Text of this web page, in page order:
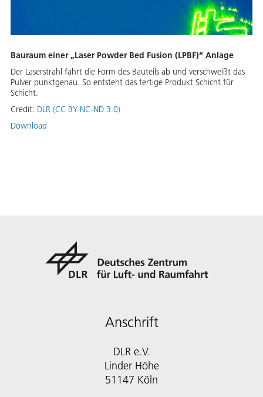
Bauraum einer „Laser Powder Bed Fusion (LPBF)“ Anlage
Der Laserstrahl fährt die Form des Bauteils ab und verschweißt das
Pulver punktgenau. So entsteht das fertige Produkt Schicht für
Schicht.
Credit: DLR (CC BY-NC-ND 3.0)
Download
Anschrift
DLR e.V.
Linder Höhe
51147 Köln